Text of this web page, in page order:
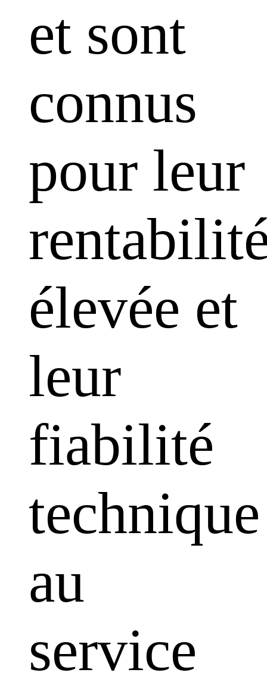
et sont
connus
pour leur
élevée et
leur
fiabilité
technique
au
service